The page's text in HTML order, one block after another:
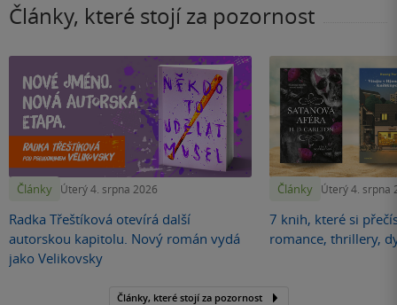
Články, které stojí za pozornost
Články Úterý 4. srpna 2026
Radka Třeštíková otevírá další
autorskou kapitolu. Nový román vydá
jako Velikovsky
Články Úterý 4. srpna
7 knih, které si
romance, thrillery,
Články, které stojí za pozornost